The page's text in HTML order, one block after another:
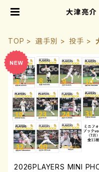
大津亮
TOP 選手別 投手
2026PLAYERS MINI